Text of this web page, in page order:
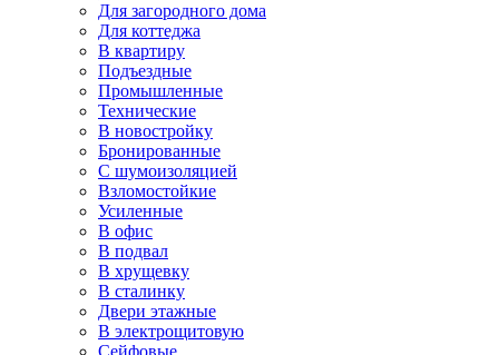
Для загородного дома
Для коттеджа
В квартиру
Подъездные
Промышленные
Технические
В новостройку
Бронированные
С шумоизоляцией
Взломостойкие
Усиленные
В офис
В подвал
В хрущевку
В сталинку
Двери этажные
В электрощитовую